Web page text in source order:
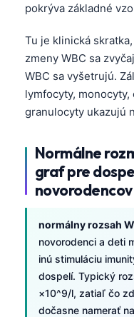
pokrýva základné
Tu je klinická
zmeny WBC sa
WBC sa vyšetrujú.
lymfocyty,
granulocyty ukazujú
Normálne
graf pre
novorodencov
normálny rozsah
novorodenci a deti
inú stimuláciu
dospelí. Typický
×10^9/l, zatiaľ čo
dočasne namerať